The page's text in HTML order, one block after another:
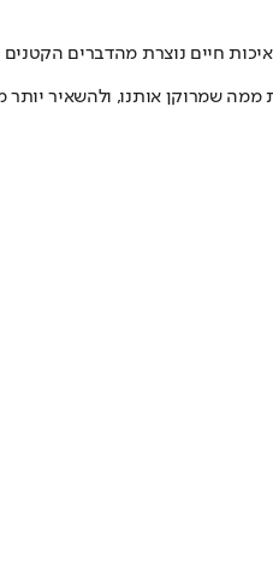
חיים נוצרת מהדברים
ממה שמרוקן אותנו, ולהשאיר